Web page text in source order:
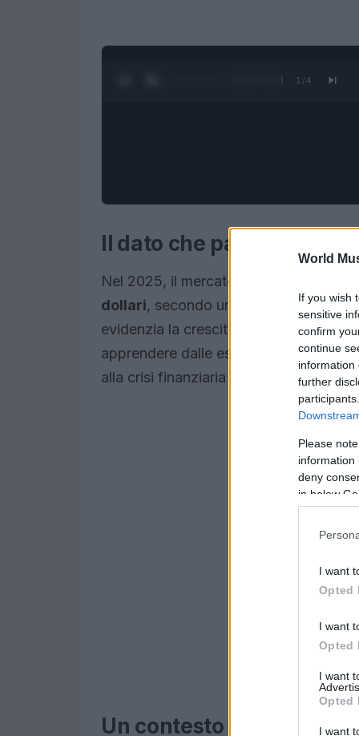
World
If you wish
sensitive
confirm
continue
information
further
Please
information
deny
in below
I want
Opted
I want
Opted
I want
Opted
I want
0:28 / 1:23 1 /4
Il dato che parla chiaro
Nel 2025, il mercato globale della
dollari, secondo un report di
evidenzia la crescita esponenziale del
apprendere dalle esperienze passate
alla crisi finanziaria del 2008.
Un contesto storico